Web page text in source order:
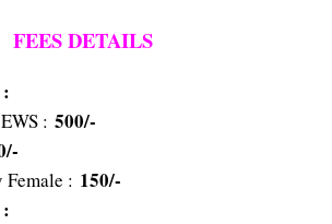
FEES DETAILS
: 500/-
: 150/-